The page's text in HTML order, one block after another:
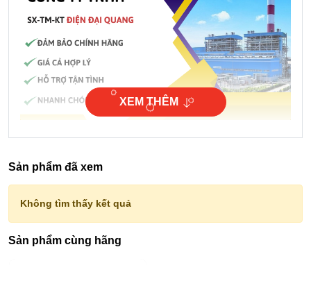
Các đặc điểm nổi bật của Tủ ATS tự động
chuyển nguồn
Chuyển đổi nguồn điện hoàn toàn tự động
Tích hợp vi xử lý điều khiển thông minh
Thiết kế gọn gàng, dễ lắp đặt và bảo trì
Tương thích với nhiều loại máy phát điện
XEM THÊM
Sản phẩm đã xem
Không tìm thấy kết quả
Sản phẩm cùng hãng